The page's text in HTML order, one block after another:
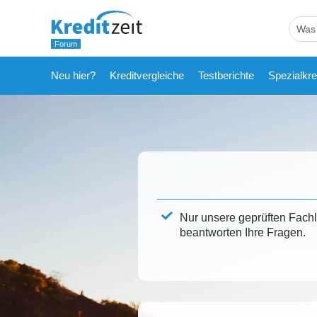
Neu hier? Kreditvergleiche Testberichte
Nur unsere geprüften
beantworten Ihre Fragen.